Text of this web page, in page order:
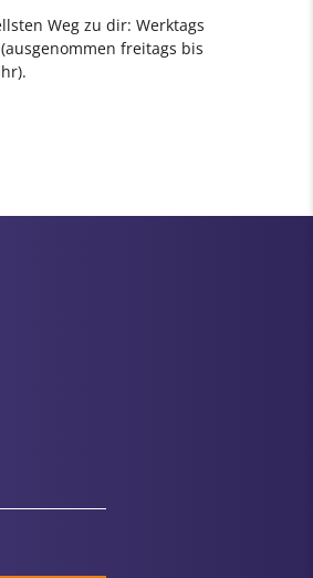
Weg zu dir: Werktags
freitags bis